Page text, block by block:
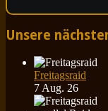
Unsere
Freitagsraid
7 Aug. 26